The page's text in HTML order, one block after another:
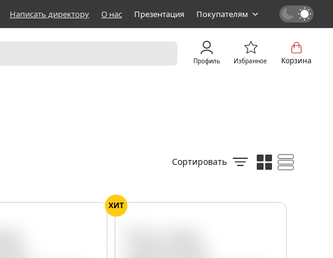
Написать директору О нас Презентация Покупателям
Профиль Избранное Корзина
Сортировать
ХИТ